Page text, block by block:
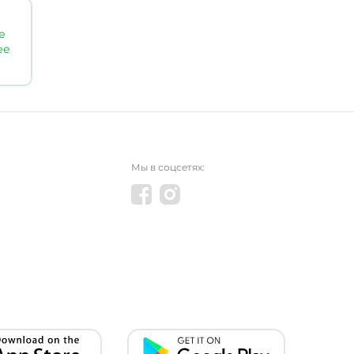
Мы в соцсетях: